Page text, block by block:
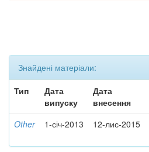
Знайдені матеріали:
Тип
Дата
випуску
Дата
внесення
Other 1-січ-2013 12-лис-2015